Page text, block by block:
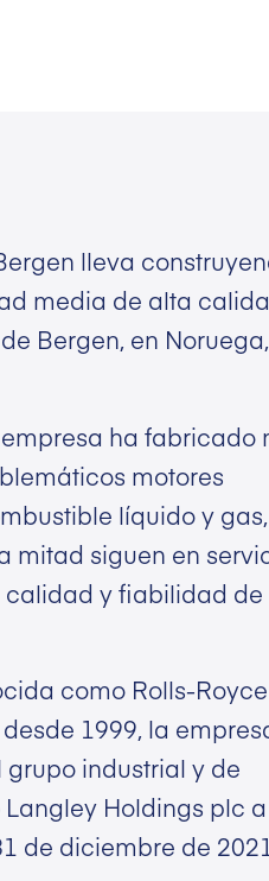
lleva
media de alta
Bergen, en Noruega,
ha fabricado
motores
líquido y
mitad siguen en
calidad y fiabilidad de
como Rolls-Royce
1999, la
industrial y de
Holdings plc a
de diciembre de